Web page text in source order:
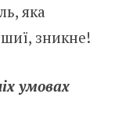
яка
шиї, зникне!
умовах